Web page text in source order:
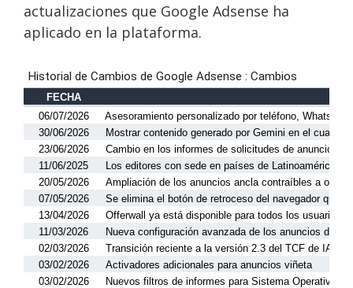
actualizaciones que Google Adsense ha
aplicado en la plataforma.